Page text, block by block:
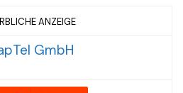
ANZEIGE